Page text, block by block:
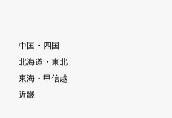
中国・四国
北海道・東北
東海・甲信越
近畿